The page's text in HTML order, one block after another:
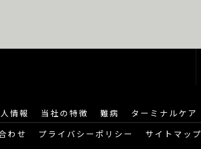
情報 当社の特徴 難病 ターミナルケア
わせ プライバシーポリシー サイトマップ